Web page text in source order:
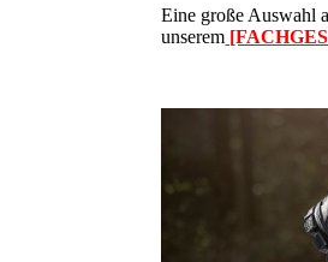
Eine große Auswahl
unserem